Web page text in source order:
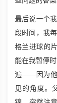
最后说一个
段时间，我
格兰进球的
能在我暂停
遍——因为他
见的角度。